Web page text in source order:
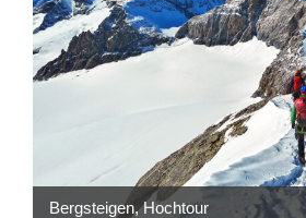
Bergsteigen,Hochtour